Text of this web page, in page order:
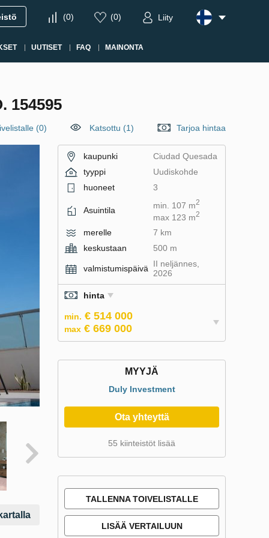
(0) (0) Liity
UUTISET FAQ MAINONTA
154595
(0) Katsottu (1) Tarjoa hintaa
kaupunki
Ciudad Quesada
tyyppi
Uudiskohde
huoneet
3
Asuintila min. 107 m2
max 123 m2
merelle
7 km
keskustaan
500 m
valmistumispäivä II neljännes,
2026
hinta
min. € 514 000
max € 669 000
MYYJÄ
Duly Investment
Ota yhteyttä
55 kiinteistöt lisää
TALLENNA TOIVELISTALLE
LISÄÄ VERTAILUUN